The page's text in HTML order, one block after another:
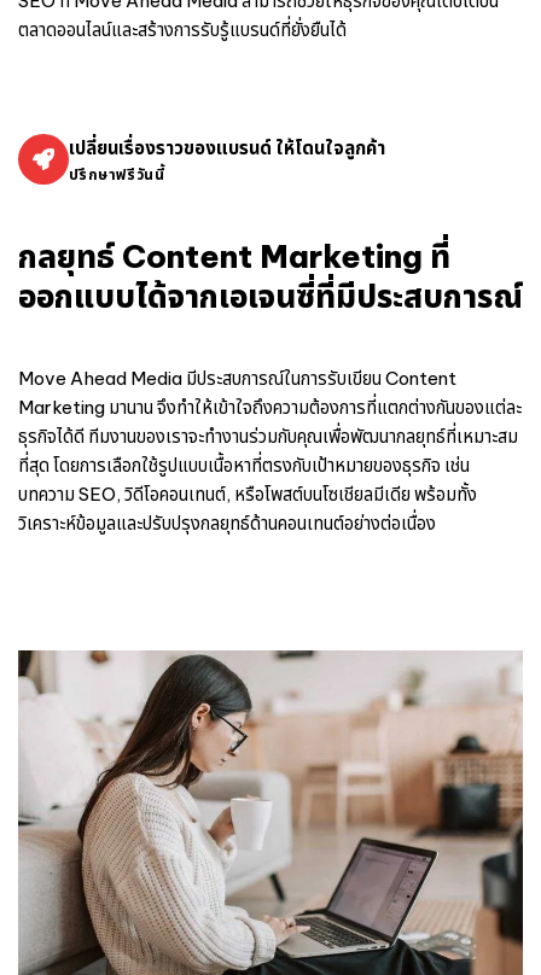
ตลาดออนไลน์และสร้างการรับรู้แบรนด์ที่ยั่งยืนได้
เปลี่ยนเรื่องราวของแบรนด์ ให้โดนใจลูกค้า
ปรึกษาฟรีวันนี้
กลยุทธ์ Content Marketing ที่
ออกแบบได้จากเอเจนซี่ที่มีประสบการณ์
Move Ahead Media มีประสบการณ์ในการรับเขียน Content
Marketing มานาน จึงทำให้เข้าใจถึงความต้องการที่แตกต่างกันของแต่ละ
ธุรกิจได้ดี ทีมงานของเราจะทำงานร่วมกับคุณเพื่อพัฒนากลยุทธ์ที่เหมาะสม
ที่สุด โดยการเลือกใช้รูปแบบเนื้อหาที่ตรงกับเป้าหมายของธุรกิจ เช่น
บทความ SEO, วิดีโอคอนเทนต์, หรือโพสต์บนโซเชียลมีเดีย พร้อมทั้ง
วิเคราะห์ข้อมูลและปรับปรุงกลยุทธ์ด้านคอนเทนต์อย่างต่อเนื่อง